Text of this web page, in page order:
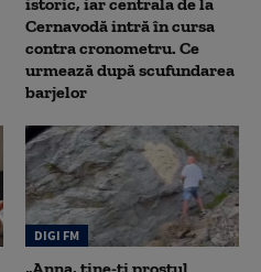
Cernavodă intră în cursa
contra cronometru. Ce
urmează după scufundarea
barjelor
DIGI FM
„Anna, ţine-ţi prostul